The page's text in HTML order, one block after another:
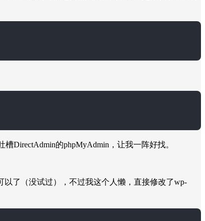
DirectAdmin的phpMyAdmin，让我一阵好找。
了（没试过），不过我这个人懒，直接修改了wp-